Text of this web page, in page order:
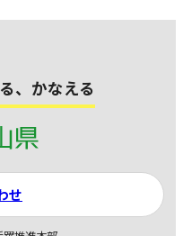
、かなえる
せ